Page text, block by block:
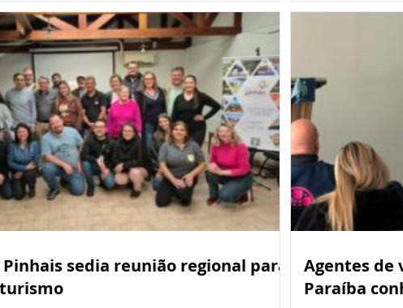
no Passeio Público, o parque mais
da cidade, o evento transforma o espaço em
ao ar livre, com experiências imersivas,
iluminação especial e atrações para toda a família. Pr
receita por
quanto os
Torre
como o ritmo
Pinhais sedia reunião regional para
Agentes de
Paraíba